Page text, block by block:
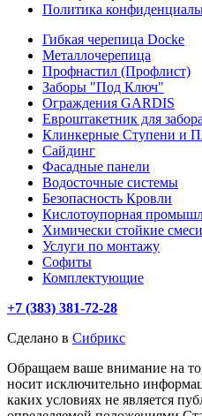
Политика
Гибкая черепица Docke
Металлочерепица
Профнастил (Профлист)
Заборы "Под Ключ"
Ограждения GARDIS
Евроштакетник для забора
Клинкерные Ступени и
Сайдинг
Фасадные панели
Водосточные системы
Безопасность Кровли
Кислотоупорная
Химически стойкие
Услуги по монтажу
Софиты
Комплектующие
+7 (383) 381-72-28
Сделано в Сибрикс
Обращаем ваше внимание на
носит исключительно
каких условиях не является